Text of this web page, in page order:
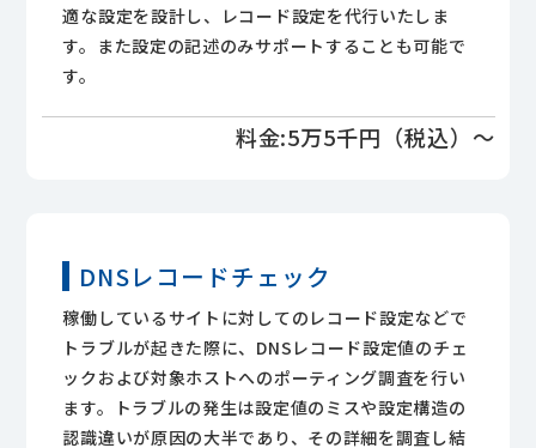
適な設定を設計し、レコード設定を代行いたしま
す。また設定の記述のみサポートすることも可能で
す。
料金:5万5千円（税込）～
DNSレコードチェック
稼働しているサイトに対してのレコード設定などで
トラブルが起きた際に、DNSレコード設定値のチェ
ックおよび対象ホストへのポーティング調査を行い
ます。トラブルの発生は設定値のミスや設定構造の
認識違いが原因の大半であり、その詳細を調査し結